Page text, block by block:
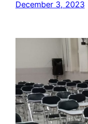
December 3, 2023